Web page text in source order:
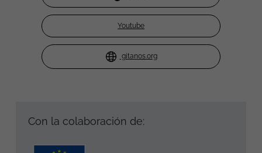
Youtube
gitanos.org
Con la colaboración de: